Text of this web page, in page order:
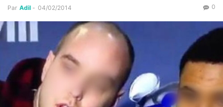
Par Adil - 04/02/2014 0